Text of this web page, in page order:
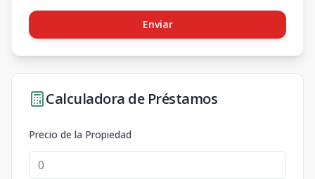
Enviar
Calculadora de Préstamos
Precio de la Propiedad